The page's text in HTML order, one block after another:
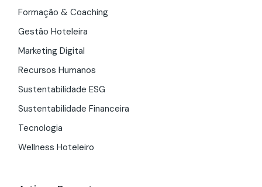
Formação & Coaching
Gestão Hoteleira
Marketing Digital
Recursos Humanos
Sustentabilidade ESG
Sustentabilidade Financeira
Tecnologia
Wellness Hoteleiro